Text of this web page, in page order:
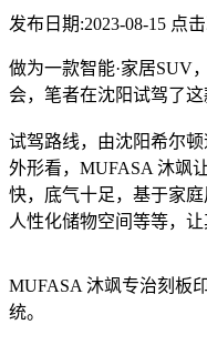
发布日期:2023-08-15 点
做为一款智能·家居SUV
会，笔者在沈阳试驾了这
试驾路线，由沈阳希尔
外形看，MUFASA 沐飒
快，底气十足，基于家
人性化储物空间等等，让
MUFASA 沐飒专治刻板
统。